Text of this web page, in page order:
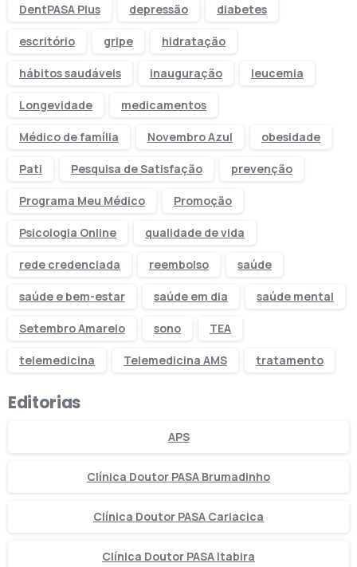
DentPASA Plus depressão diabetes
escritório gripe hidratação
hábitos saudáveis inauguração leucemia
Longevidade medicamentos
Médico de família Novembro Azul obesidade
Pati Pesquisa de Satisfação prevenção
Programa Meu Médico Promoção
Psicologia Online qualidade de vida
rede credenciada reembolso saúde
saúde e bem-estar saúde em dia saúde mental
Setembro Amarelo sono TEA
telemedicina Telemedicina AMS tratamento
Editorias
APS
Clínica Doutor PASA Brumadinho
Clínica Doutor PASA Cariacica
Clínica Doutor PASA Itabira